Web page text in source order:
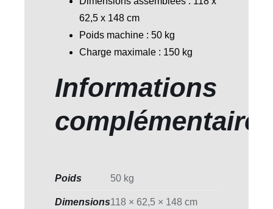
62,5 x 148 cm
Poids machine : 50 kg
Charge maximale : 150 kg
Informations
complémentaires
Poids 50 kg
Dimensions118 × 62,5 × 148 cm